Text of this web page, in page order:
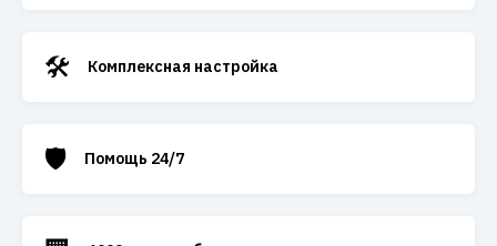
🛠️ Комплексная настройка
🛡️ Помощь 24/7